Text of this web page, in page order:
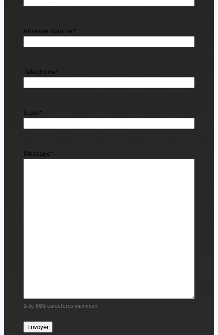
Adresse courriel*
Téléphone*
Sujet*
Message*
0 de 600 caractères maximum